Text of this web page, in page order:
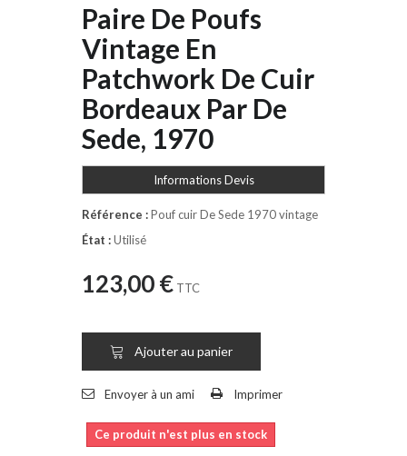
Paire De Poufs
Vintage En
Patchwork De Cuir
Bordeaux Par De
Sede, 1970
Informations Devis
Référence :Pouf cuir De Sede 1970 vintage
État :Utilisé
123,00 € TTC
Ajouter au panier
Envoyer à un ami Imprimer
Ce produit n'est plus en stock